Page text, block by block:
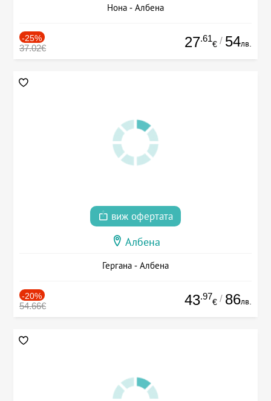
Нона - Албена
-25%
37.02€ 27.61
€ / 54лв.
виж офертата
Албена
Гергана - Албена
-20%
54.66€ 43.97
€ / 86лв.